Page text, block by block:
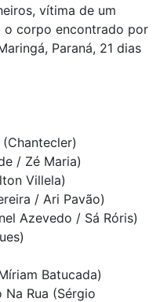
vítima de um
corpo encontrado por
Paraná, 21 dias
/ Zé Maria)
Villela)
/ Ari Pavão)
Azevedo / Sá Róris)
Batucada)
Na Rua (Sérgio